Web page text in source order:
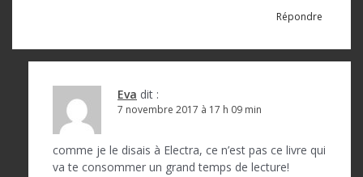
Répondre
Eva dit :
7 novembre 2017 à 17 h 09 min
comme je le disais à Electra, ce n’est pas ce livre qui
va te consommer un grand temps de lecture!